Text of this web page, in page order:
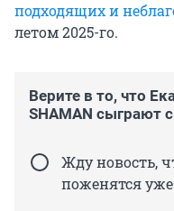
подходящих и
летом 2025-го.
Верите в то, что
SHAMAN сыграют
Жду новость,
поженятся